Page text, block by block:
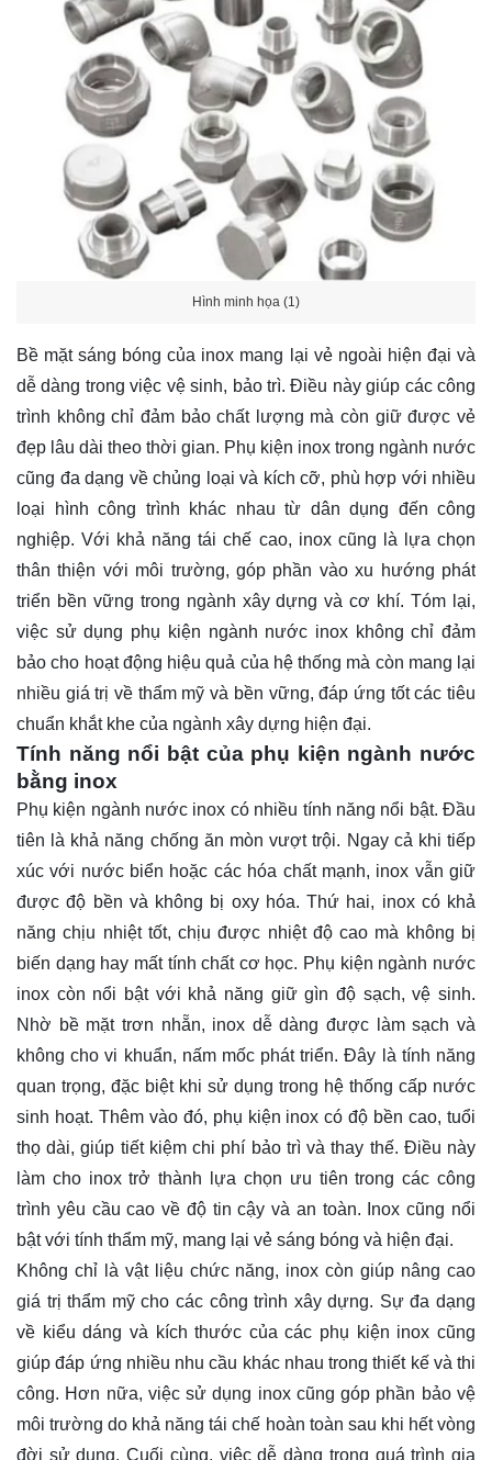
Hình minh họa (1)
Bề mặt sáng bóng của inox mang lại vẻ ngoài hiện đại và
dễ dàng trong việc vệ sinh, bảo trì. Điều này giúp các công
trình không chỉ đảm bảo chất lượng mà còn giữ được vẻ
đẹp lâu dài theo thời gian. Phụ kiện inox trong ngành nước
cũng đa dạng về chủng loại và kích cỡ, phù hợp với nhiều
loại hình công trình khác nhau từ dân dụng đến công
nghiệp. Với khả năng tái chế cao, inox cũng là lựa chọn
thân thiện với môi trường, góp phần vào xu hướng phát
triển bền vững trong ngành xây dựng và cơ khí. Tóm lại,
việc sử dụng phụ kiện ngành nước inox không chỉ đảm
bảo cho hoạt động hiệu quả của hệ thống mà còn mang lại
nhiều giá trị về thẩm mỹ và bền vững, đáp ứng tốt các tiêu
chuẩn khắt khe của ngành xây dựng hiện đại.
Tính năng nổi bật của phụ kiện ngành nước
bằng inox
Phụ kiện ngành nước inox có nhiều tính năng nổi bật. Đầu
tiên là khả năng chống ăn mòn vượt trội. Ngay cả khi tiếp
xúc với nước biển hoặc các hóa chất mạnh, inox vẫn giữ
được độ bền và không bị oxy hóa. Thứ hai, inox có khả
năng chịu nhiệt tốt, chịu được nhiệt độ cao mà không bị
biến dạng hay mất tính chất cơ học. Phụ kiện ngành nước
inox còn nổi bật với khả năng giữ gìn độ sạch, vệ sinh.
Nhờ bề mặt trơn nhẵn, inox dễ dàng được làm sạch và
không cho vi khuẩn, nấm mốc phát triển. Đây là tính năng
quan trọng, đặc biệt khi sử dụng trong hệ thống cấp nước
sinh hoạt. Thêm vào đó, phụ kiện inox có độ bền cao, tuổi
thọ dài, giúp tiết kiệm chi phí bảo trì và thay thế. Điều này
làm cho inox trở thành lựa chọn ưu tiên trong các công
trình yêu cầu cao về độ tin cậy và an toàn. Inox cũng nổi
bật với tính thẩm mỹ, mang lại vẻ sáng bóng và hiện đại.
Không chỉ là vật liệu chức năng, inox còn giúp nâng cao
giá trị thẩm mỹ cho các công trình xây dựng. Sự đa dạng
về kiểu dáng và kích thước của các phụ kiện inox cũng
giúp đáp ứng nhiều nhu cầu khác nhau trong thiết kế và thi
công. Hơn nữa, việc sử dụng inox cũng góp phần bảo vệ
môi trường do khả năng tái chế hoàn toàn sau khi hết vòng
đời sử dụng. Cuối cùng, việc dễ dàng trong quá trình gia